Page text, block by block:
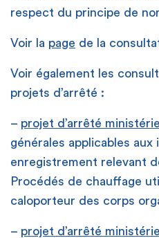
respect du principe de
Voir la page de la
Voir également les
projets d’arrêté :
– projet d’arrêté ministériel
générales applicables aux
enregistrement relevant
Procédés de chauffage
caloporteur des corps
– projet d’arrêté ministériel